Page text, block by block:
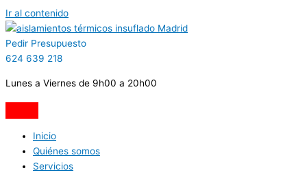
Ir al contenido
Pedir Presupuesto
624 639 218
Lunes a Viernes de 9h00 a 20h00
Inicio
Quiénes somos
Servicios